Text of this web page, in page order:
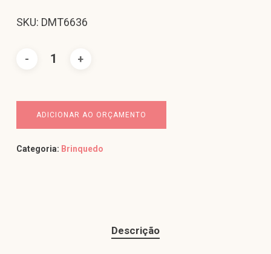
SKU: DMT6636
ADICIONAR AO ORÇAMENTO
Categoria: Brinquedo
Descrição